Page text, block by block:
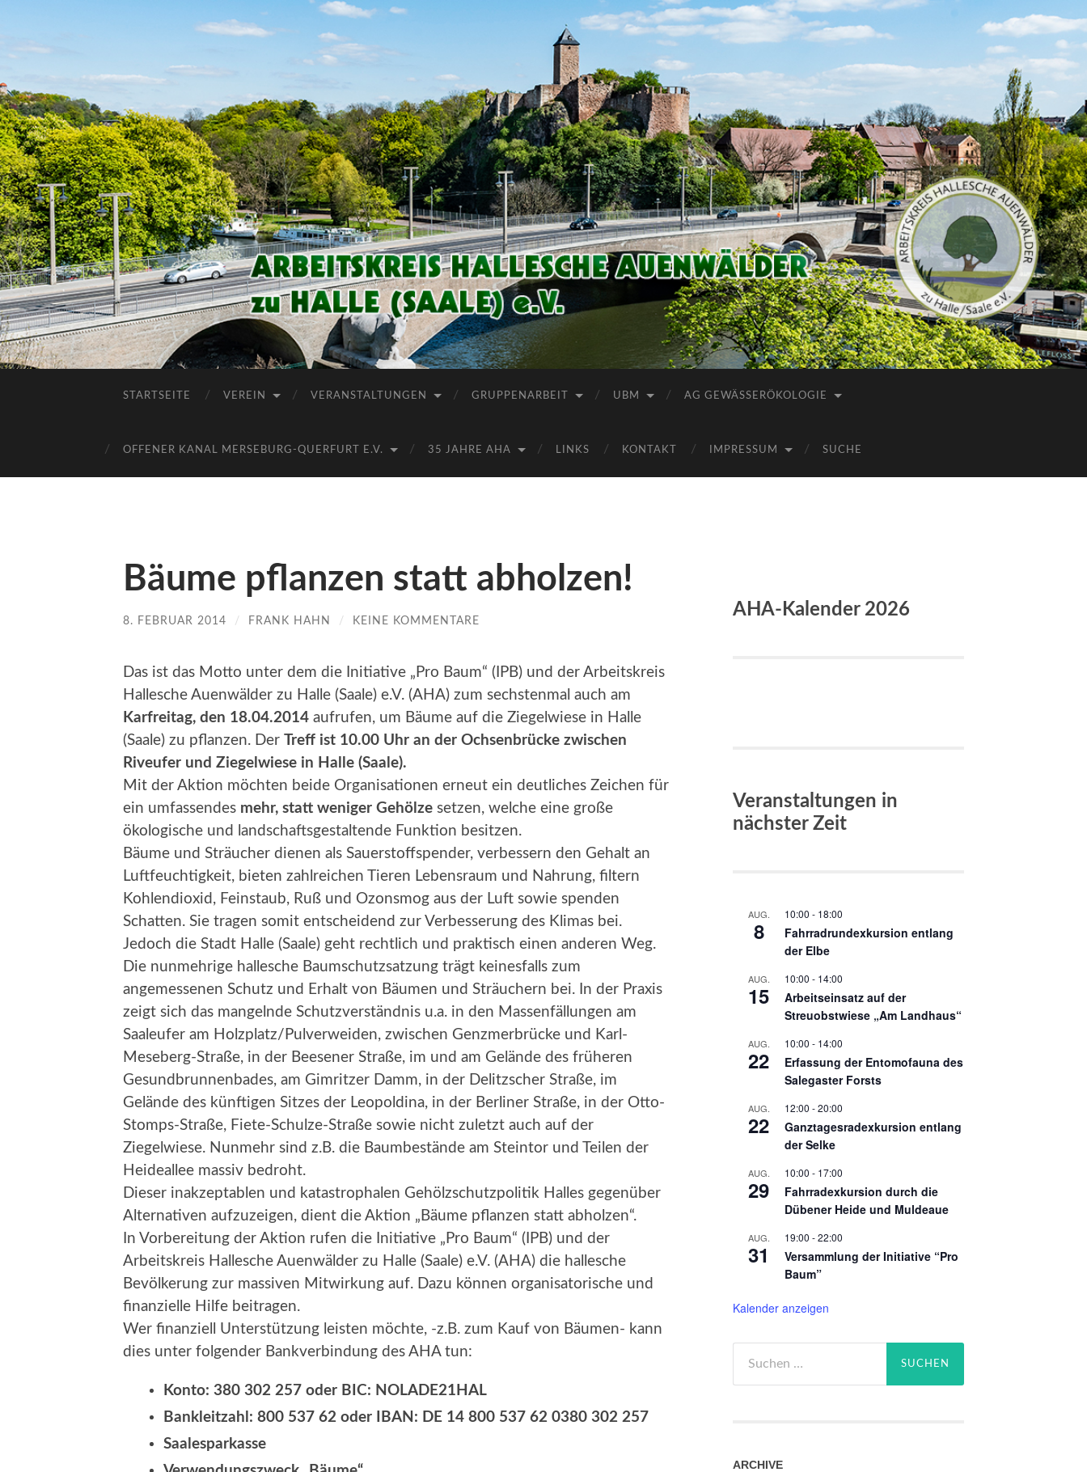
Arbeitskreis
Hallesche
Auenwälder
zu
Halle
e.V.
STARTSEITE VEREIN VERANSTALTUNGEN GRUPPENARBEIT UBM AG GEWÄSSERÖKOLOGIE
OFFENER KANAL MERSEBURG-QUERFURT E.V. 35 JAHRE AHA LINKS KONTAKT IMPRESSUM SUCHE
Bäume pflanzen statt abholzen!
8. FEBRUAR 2014 / FRANK HAHN / KEINE KOMMENTARE
Das ist das Motto unter dem die Initiative „Pro Baum“ (IPB) und der Arbeitskreis
Hallesche Auenwälder zu Halle (Saale) e.V. (AHA) zum sechstenmal auch am
Karfreitag, den 18.04.2014 aufrufen, um Bäume auf die Ziegelwiese in Halle
(Saale) zu pflanzen. Der Treff ist 10.00 Uhr an der Ochsenbrücke zwischen
Riveufer und Ziegelwiese in Halle (Saale).
Mit der Aktion möchten beide Organisationen erneut ein deutliches Zeichen für
ein umfassendes mehr, statt weniger Gehölze setzen, welche eine große
ökologische und landschaftsgestaltende Funktion besitzen.
Bäume und Sträucher dienen als Sauerstoffspender, verbessern den Gehalt an
Luftfeuchtigkeit, bieten zahlreichen Tieren Lebensraum und Nahrung, filtern
Kohlendioxid, Feinstaub, Ruß und Ozonsmog aus der Luft sowie spenden
Schatten. Sie tragen somit entscheidend zur Verbesserung des Klimas bei.
Jedoch die Stadt Halle (Saale) geht rechtlich und praktisch einen anderen Weg.
Die nunmehrige hallesche Baumschutzsatzung trägt keinesfalls zum
angemessenen Schutz und Erhalt von Bäumen und Sträuchern bei. In der Praxis
zeigt sich das mangelnde Schutzverständnis u.a. in den Massenfällungen am
Saaleufer am Holzplatz/Pulverweiden, zwischen Genzmerbrücke und Karl-
Meseberg-Straße, in der Beesener Straße, im und am Gelände des früheren
Gesundbrunnenbades, am Gimritzer Damm, in der Delitzscher Straße, im
Gelände des künftigen Sitzes der Leopoldina, in der Berliner Straße, in der Otto-
Stomps-Straße, Fiete-Schulze-Straße sowie nicht zuletzt auch auf der
Ziegelwiese. Nunmehr sind z.B. die Baumbestände am Steintor und Teilen der
Heideallee massiv bedroht.
Dieser inakzeptablen und katastrophalen Gehölzschutzpolitik Halles gegenüber
Alternativen aufzuzeigen, dient die Aktion „Bäume pflanzen statt abholzen“.
In Vorbereitung der Aktion rufen die Initiative „Pro Baum“ (IPB) und der
Arbeitskreis Hallesche Auenwälder zu Halle (Saale) e.V. (AHA) die hallesche
Bevölkerung zur massiven Mitwirkung auf. Dazu können organisatorische und
finanzielle Hilfe beitragen.
Wer finanziell Unterstützung leisten möchte, -z.B. zum Kauf von Bäumen- kann
dies unter folgender Bankverbindung des AHA tun:
Konto: 380 302 257 oder BIC: NOLADE21HAL
Bankleitzahl: 800 537 62 oder IBAN: DE 14 800 537 62 0380 302 257
Saalesparkasse
AHA-Kalender 2026
Veranstaltungen in
nächster Zeit
AUG.
8
10:00 - 18:00
Fahrradrundexkursion entlang
der Elbe
AUG.
15
10:00 - 14:00
Arbeitseinsatz auf der
Streuobstwiese „Am Landhaus“
AUG.
22
10:00 - 14:00
Erfassung der Entomofauna des
Salegaster Forsts
AUG.
22
12:00 -20:00
Ganztagesradexkursion entlang
der Selke
AUG.
29
10:00 - 17:00
Fahrradexkursion durch die
Dübener Heide und Muldeaue
AUG.
31
19:00 -22:00
Versammlung der Initiative “Pro
Baum”
Kalender anzeigen
nach:
ARCHIVE